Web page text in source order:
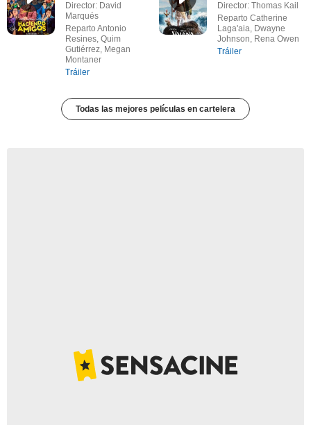
Director: David
Marqués
Reparto Antonio
Resines, Quim
Gutiérrez, Megan
Montaner
Tráiler
Director: Thomas Kail
Reparto Catherine
Laga'aia, Dwayne
Johnson, Rena Owen
Tráiler
Todas las mejores películas en cartelera